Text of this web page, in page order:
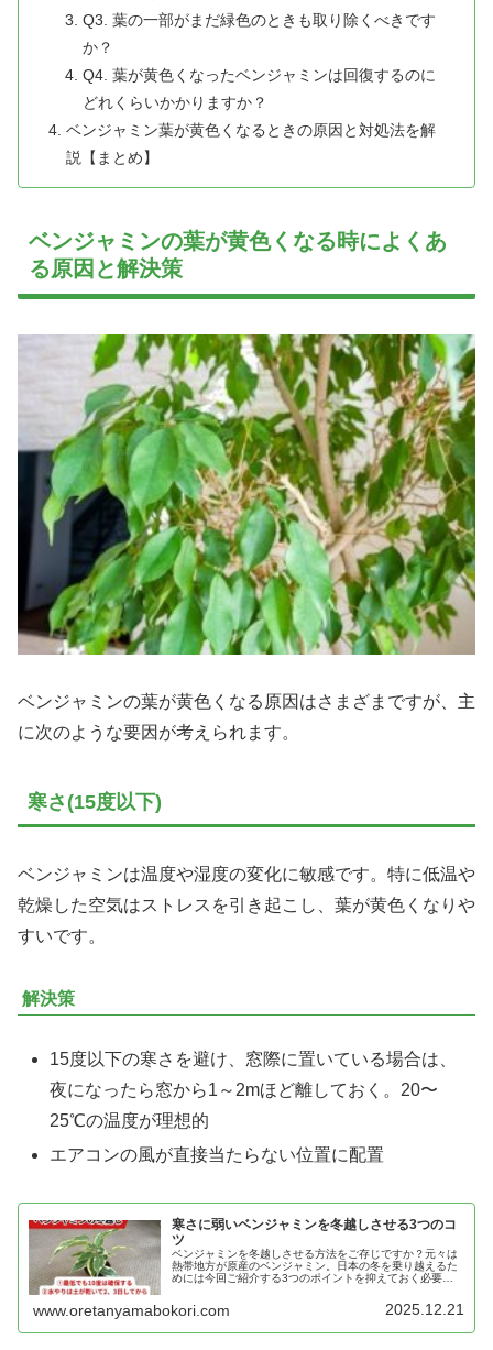
Q3. 葉の一部がまだ緑色のときも取り除くべきです
か？
Q4. 葉が黄色くなったベンジャミンは回復するのに
どれくらいかかりますか？
ベンジャミン葉が黄色くなるときの原因と対処法を解
説【まとめ】
ベンジャミンの葉が黄色くなる時によくあ
る原因と解決策
ベンジャミンの葉が黄色くなる原因はさまざまですが、主
に次のような要因が考えられます。
寒さ(15度以下)
ベンジャミンは温度や湿度の変化に敏感です。特に低温や
乾燥した空気はストレスを引き起こし、葉が黄色くなりや
すいです。
解決策
15度以下の寒さを避け、窓際に置いている場合は、
夜になったら窓から1～2mほど離しておく。20〜
25℃の温度が理想的
エアコンの風が直接当たらない位置に配置
寒さに弱いベンジャミンを冬越しさせる3つのコ
ツ
ベンジャミンを冬越しさせる方法をご存じですか？元々は
熱帯地方が原産のベンジャミン。日本の冬を乗り越えるた
めには今回ご紹介する3つのポイントを抑えておく必要が
な性質を持ちます。
www.oretanyamabokori.com 2025.12.21